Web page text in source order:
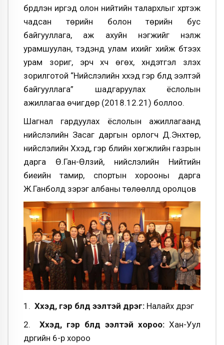
бүрдүүлэн иргэд олон нийтийн талархлыг хүртэж
чадсан төрийн болон төрийн бус
байгууллага, аж ахуйн нэгжийг үнэлж
урамшуулан, тэдэнд улам ихийг хийж бүтээх
урам зориг, эрч хүч өгөх, хүндэтгэл үзүүлэх
зорилготой “Нийслэлийн хүүхэд гэр бүлд ээлтэй
байгууллага” шадгаруулах ёслолын
ажиллагаа өчигдөр (2018.12.21) боллоо.
Шагнал гардуулах ёслолын ажиллагаанд
нийслэлийн Засаг даргын орлогч Д.Энхтөр,
нийслэлийн Хүүхэд, гэр бүлийн хөгжлийн газрын
дарга Ө.Ган-Өлзий, нийслэлийн Нийтийн
биеийн тамир, спортын хорооны дарга
Ж.Ганболд зэрэг албаны төлөөллүүд оролцов
1. Хүүхэд, гэр бүлд ээлтэй дүүрэг: Налайх дүүрэг
2. Хүүхэд, гэр бүлд ээлтэй хороо: Хан-Уул
дүүргийн 6-р хороо